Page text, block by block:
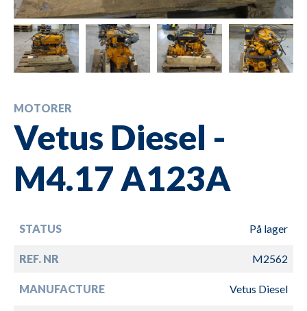
MOTORER
Vetus Diesel -
M4.17 A123A
STATUS På lager
REF. NR M2562
MANUFACTURE Vetus Diesel